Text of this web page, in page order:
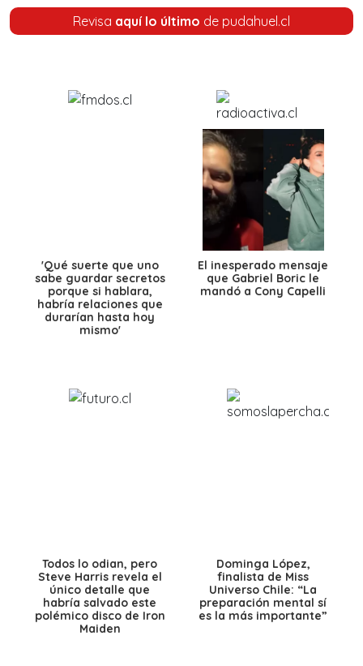
Revisa aquí lo último de pudahuel.cl
'Qué suerte que uno
sabe guardar secretos
porque si hablara,
habría relaciones que
durarían hasta hoy
mismo'
El inesperado mensaje
que Gabriel Boric le
mandó a Cony Capelli
Todos lo odian, pero
Steve Harris revela el
único detalle que
habría salvado este
polémico disco de Iron
Maiden
Dominga López,
finalista de Miss
Universo Chile: “La
preparación mental sí
es la más importante”